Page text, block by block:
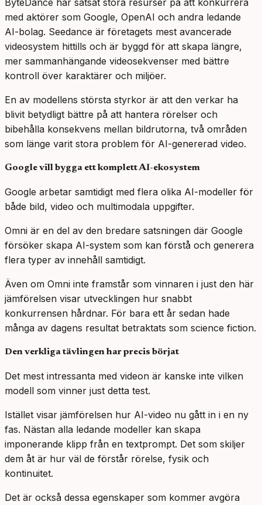
med aktörer som Google, OpenAI och andra ledande
AI-bolag. Seedance är företagets mest avancerade
videosystem hittills och är byggd för att skapa längre,
mer sammanhängande videosekvenser med bättre
kontroll över karaktärer och miljöer.
En av modellens största styrkor är att den verkar ha
blivit betydligt bättre på att hantera rörelser och
bibehålla konsekvens mellan bildrutorna, två områden
som länge varit stora problem för AI-genererad video.
Google vill bygga ett komplett AI-ekosystem
Google arbetar samtidigt med flera olika AI-modeller för
både bild, video och multimodala uppgifter.
Omni är en del av den bredare satsningen där Google
försöker skapa AI-system som kan förstå och generera
flera typer av innehåll samtidigt.
Även om Omni inte framstår som vinnaren i just den här
jämförelsen visar utvecklingen hur snabbt
konkurrensen hårdnar. För bara ett år sedan hade
många av dagens resultat betraktats som science fiction.
Den verkliga tävlingen har precis börjat
Det mest intressanta med videon är kanske inte vilken
modell som vinner just detta test.
Istället visar jämförelsen hur AI-video nu gått in i en ny
fas. Nästan alla ledande modeller kan skapa
imponerande klipp från en textprompt. Det som skiljer
dem åt är hur väl de förstår rörelse, fysik och
kontinuitet.
Det är också dessa egenskaper som kommer avgöra